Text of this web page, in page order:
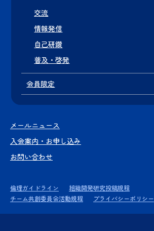
交流
情報発信
自己研鑽
普及・啓発
会員限定
メールニュース
入会案内・お申し込み
お問い合わせ
倫理ガイドライン
組織開発研究投稿規程
チーム共創委員会活動規程
プライバシーポリシー